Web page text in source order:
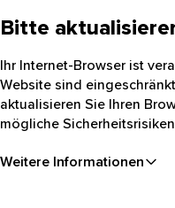
Bitte
Ihr Internet-Browser ist
Website sind
aktualisieren Sie Ihren
mögliche
Weitere Informationen